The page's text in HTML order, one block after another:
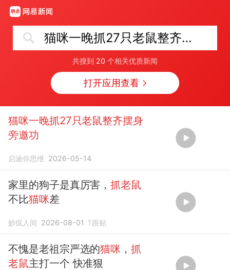
猫咪一晚抓27只老鼠整齐摆身旁邀功
共搜到 20 个相关优质新闻
打开应用查看
猫咪一晚抓27只老鼠整齐摆身
旁邀功
启迪你思维 2026-05-14
家里的狗子是真厉害，抓老鼠
不比猫咪差
妙侃人间 2026-08-01 1 跟贴
不愧是老祖宗严选的猫咪 ， 抓
老鼠主打一个 快准狠